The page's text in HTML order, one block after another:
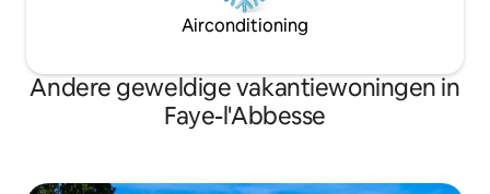
Airconditioning
Andere geweldige vakantiewoningen in
Faye-l'Abbesse